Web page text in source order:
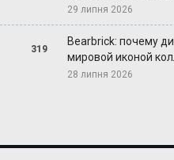
29 липня 2026
319
Bearbrick: почему
мировой иконой
28 липня 2026